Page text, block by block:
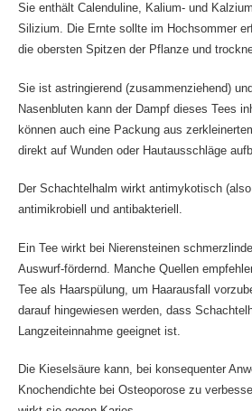
Sie enthält Calenduline, Kalium- und
Silizium. Die Ernte sollte im Hochsommer
die obersten Spitzen der Pflanze und
Sie ist astringierend (zusammenziehend)
Nasenbluten kann der Dampf dieses Tees
können auch eine Packung aus
direkt auf Wunden oder Hautausschläge
Der Schachtelhalm wirkt antimykotisch
antimikrobiell und antibakteriell.
Ein Tee wirkt bei Nierensteinen
Auswurf-fördernd. Manche Quellen
Tee als Haarspülung, um Haarausfall
darauf hingewiesen werden, dass
Langzeiteinnahme geeignet ist.
Die Kieselsäure kann, bei konsequenter
Knochendichte bei Osteoporose zu